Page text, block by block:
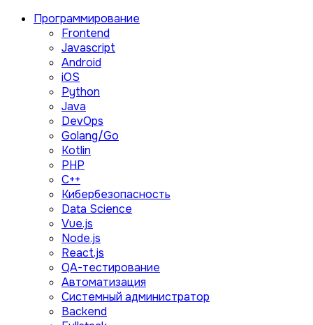
Программирование
Frontend
Javascript
Android
iOS
Python
Java
DevOps
Golang/Go
Kotlin
PHP
C++
Кибербезопасность
Data Science
Vue.js
Node.js
React.js
QA-тестирование
Автоматизация
Системный администратор
Backend